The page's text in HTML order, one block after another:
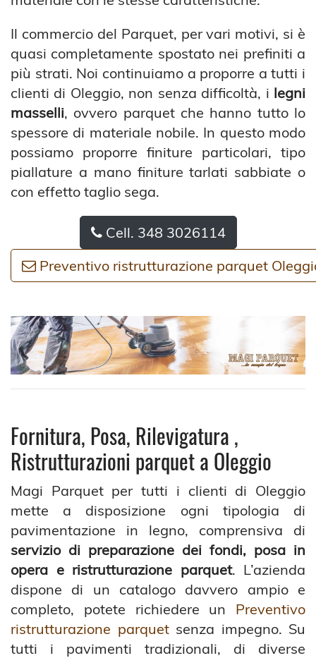
Il commercio del Parquet, per vari motivi, si è
quasi completamente spostato nei prefiniti a
più strati. Noi continuiamo a proporre a tutti i
clienti di Oleggio, non senza difficoltà, i legni
masselli, ovvero parquet che hanno tutto lo
spessore di materiale nobile. In questo modo
possiamo proporre finiture particolari, tipo
piallature a mano finiture tarlati sabbiate o
con effetto taglio sega.
Cell. 348 3026114
Preventivo ristrutturazione parquet
Fornitura, Posa, Rilevigatura ,
Ristrutturazioni parquet a Oleggio
Magi Parquet per tutti i clienti di Oleggio
mette a disposizione ogni tipologia di
pavimentazione in legno, comprensiva di
servizio di preparazione dei fondi, posa in
opera e ristrutturazione parquet. L’azienda
dispone di un catalogo davvero ampio e
completo, potete richiedere un Preventivo
ristrutturazione parquetsenza impegno. Su
tutti i pavimenti tradizionali, di diverse